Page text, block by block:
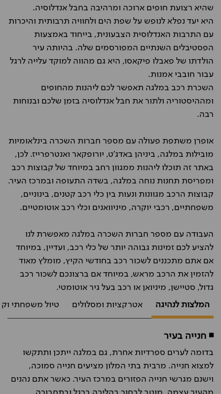
שהיא רצועת חופים ארוכה ומרהיבה בחבל אנדלוסיה.
היא יעד נפלא לנופש על שפת הים ולחוויה תרבותית והיכרות
עם התרבות האנדלוסית הצבעונית, בייחוד באמצעות
הפסטיבלים השנתיים המפורסמים שלה. בהיותה עיר
הולדתו של פאבלו פיקאסו, היא גם מהווה למוקד עלייה לרגל
עבור חובבי אמנות.
השכרת רכב במלגה תאפשר לכם ליהנות מהחופים
ומההיסטוריה ולתור את חבל אנדלוסיה בזמן שלכם ובנוחות
רבה.
אופרן משתפת פעולה עם מספר חברות השכרה בינלאומיות
מובילות במלגה, ביניהן באדג'ט, יורופקאר ואנטרפרייז. לכן,
באתר זה תוכלו ליהנות ממגוון רחב במיוחד של קבוצות רכב
ומפריסת תחנות נוחה במלגה, בשדה התעופה ובמרכז העיר.
קבוצות הרכב מגוונות ונעות בין כלי רכב קטנים, בינוניים,
משפחתיים, רכבי יוקרה, מיניוואנים וכלי רכב אוטומטיים.
העבודה עם מספר חברות השכרה במלגה מאפשרת לנו
להציע לכם זמינות גבוהה יותר של כלי רכב, ועדיין, במיוחד
אם אתם מתכננים לשכור רכב בחודשי הקיץ, מומלץ מאוד
להזמין את הרכב מראש, במיוחד אם ברצונכם לשכור רכב
גדול, סטיישן, מיניואן או רכב בעל גיר אוטומטי.
המלצות לנהיגה
אטרקציות ומסלולים טיול משפחתי
◾ חנייה בעיר
בדומה לערים ספרדיות אחרת, גם במלגה ייתכן ותתקשו
למצוא חנייה. מרבית בתי המלון מציעים חנייה סמוכה,
וישנם מגרשי חנייה הפזורים במרכז העיר. כאשר אתם נהנים